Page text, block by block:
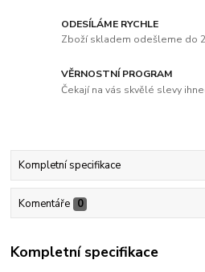
ODESÍLÁME RYCHLE
Zboží skladem odešleme do
VĚRNOSTNÍ PROGRAM
Čekají na vás skvělé slevy
Kompletní specifikace
Komentáře 0
Kompletní specifikace